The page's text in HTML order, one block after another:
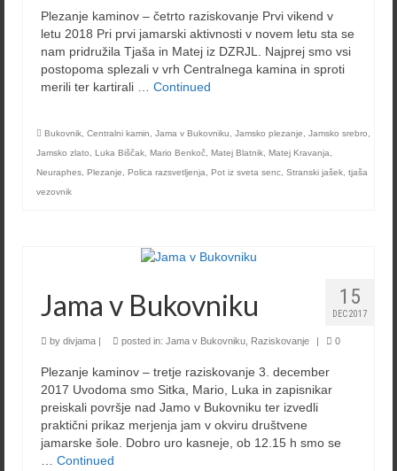
Plezanje kaminov – četrto raziskovanje Prvi vikend v
letu 2018 Pri prvi jamarski aktivnosti v novem letu sta se
nam pridružila Tjaša in Matej iz DZRJL. Najprej smo vsi
postopoma splezali v vrh Centralnega kamina in sproti
merili ter kartirali … Continued
Bukovnik Centralni kamin Jama v Bukovniku Jamsko plezanje Jamsko srebro
Jamsko zlato
Luka Biščak Mario Benkoč Matej Blatnik Matej Kravanja
Neuraphes Plezanje Polica razsvetljenja Pot iz sveta senc Stranski jašek tjaša
vezovnik
15
DEC 2017
Jama v Bukovniku
by divjama | posted in: Jama v Bukovniku Raziskovanje | 0
Plezanje kaminov – tretje raziskovanje 3. december
2017 Uvodoma smo Sitka, Mario, Luka in zapisnikar
preiskali površje nad Jamo v Bukovniku ter izvedli
praktični prikaz merjenja jam v okviru društvene
jamarske šole. Dobro uro kasneje, ob 12.15 h smo se
Continued